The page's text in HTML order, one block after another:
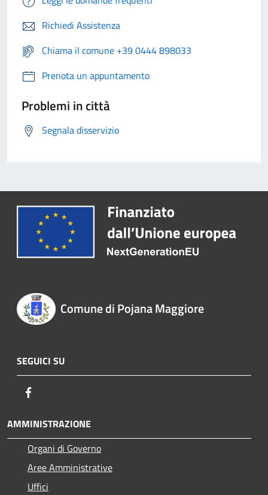
Richiedi Assistenza
Chiama il comune +39 0444 898033
Prenota un appuntamento
Problemi in città
Segnala disservizio
Comune di Pojana Maggiore
SEGUICI SU
AMMINISTRAZIONE
Organi di Governo
Aree Amministrative
Uffici